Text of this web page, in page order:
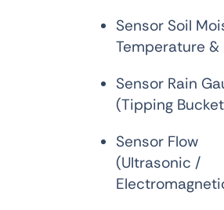
Sensor Soil
Temperature &
Sensor Rain
(Tipping
Sensor Flow
(Ultrasonic /